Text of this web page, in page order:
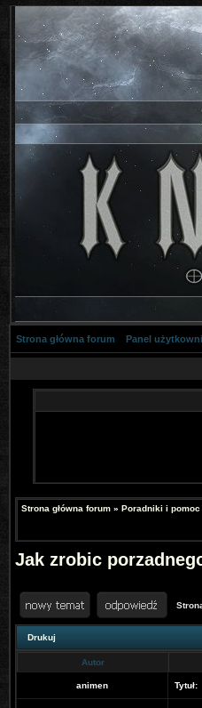
Strona główna forum Panel
Strona główna forum » Poradniki i pomoc
Jak zrobic
Drukuj
Autor
animen Tytuł: